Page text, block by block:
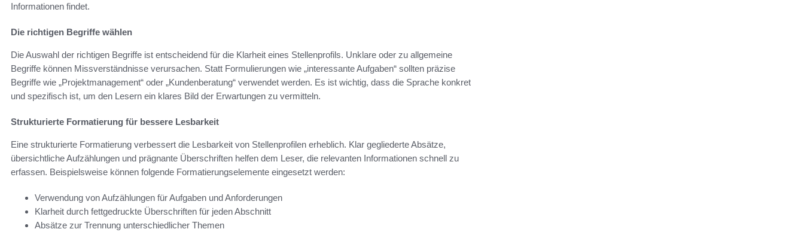
Informationen findet.
Die richtigen Begriffe wählen
Die Auswahl der richtigen Begriffe ist entscheidend für die Klarheit eines Stellenprofils. Unklare oder zu allgemeine
Begriffe können Missverständnisse verursachen. Statt Formulierungen wie „interessante Aufgaben“ sollten präzise
Begriffe wie „Projektmanagement“ oder „Kundenberatung“ verwendet werden. Es ist wichtig, dass die Sprache konkret
und spezifisch ist, um den Lesern ein klares Bild der Erwartungen zu vermitteln.
Strukturierte Formatierung für bessere Lesbarkeit
Eine strukturierte Formatierung verbessert die Lesbarkeit von Stellenprofilen erheblich. Klar gegliederte Absätze,
übersichtliche Aufzählungen und prägnante Überschriften helfen dem Leser, die relevanten Informationen schnell zu
erfassen. Beispielsweise können folgende Formatierungselemente eingesetzt werden:
Verwendung von Aufzählungen für Aufgaben und Anforderungen
Klarheit durch fettgedruckte Überschriften für jeden Abschnitt
Absätze zur Trennung unterschiedlicher Themen